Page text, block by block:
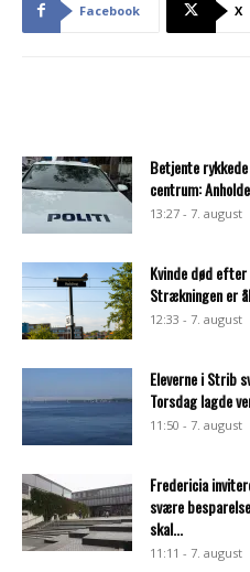
Facebook X
Betjente
centrum:
13:27 - 7. august
Kvinde død
Strækningen er
12:33 - 7. august
Eleverne i Strib
Torsdag lagde
11:50 - 7. august
Fredericia
svære
skal...
11:11 - 7. august